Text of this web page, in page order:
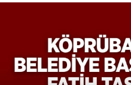
Künye
SPOR